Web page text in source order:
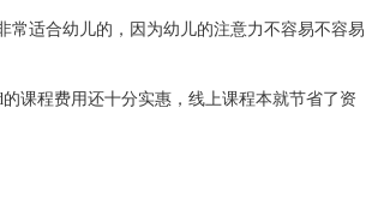
适合幼儿的，因为幼儿的注意力不容易不容易
程费用还十分实惠，线上课程本就节省了资